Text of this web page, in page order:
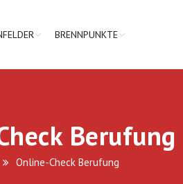
BRENNPUNKTE
Berufung
Online-Check Berufung